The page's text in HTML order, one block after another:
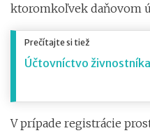
ktoromkoľvek daňovom
Prečítajte si tiež
Účtovníctvo živnostníka
V prípade registrácie